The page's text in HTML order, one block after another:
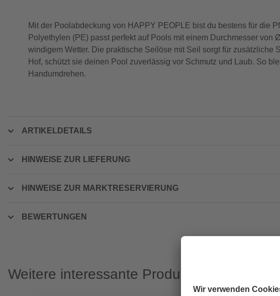
Mit der Poolabdeckung von HAPPY PEOPLE bist du bestens für die
Polyethylen (PE) passt perfekt auf Pools mit einem Durchmesser
windigem Wetter. Die praktische Seilöse mit Seil sorgt für
Hof, schützt sie deinen Pool zuverlässig vor Schmutz und Laub. So
Handumdrehen.
ARTIKELDETAILS
HINWEISE ZUR LIEFERUNG
HINWEISE ZUR MARKTRESERVIERUNG
BEWERTUNGEN
Weitere interessante Produkte